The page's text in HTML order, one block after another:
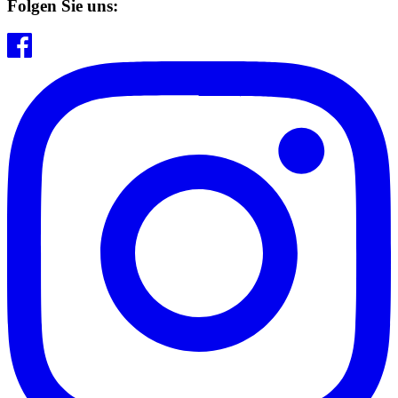
Folgen Sie uns: